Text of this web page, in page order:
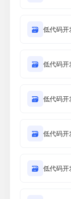
🗃 低代码开
🗃 低代码
🗃 低代码
🗃 低代码开
🗃 低代码开